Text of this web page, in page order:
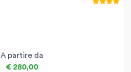
A partire da
€ 280,00